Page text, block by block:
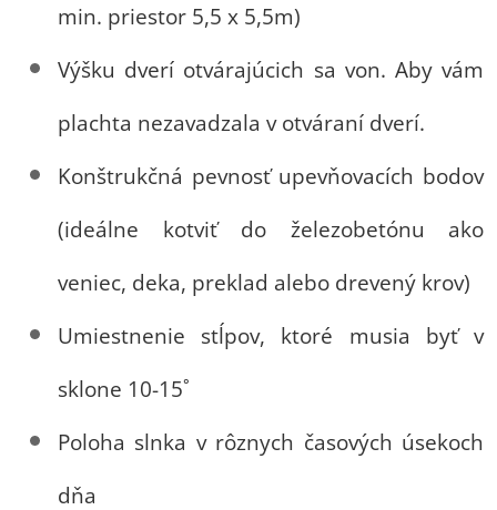
min. priestor 5,5 x 5,5m)
Výšku dverí otvárajúcich sa von. Aby vám
plachta nezavadzala v otváraní dverí.
Konštrukčná pevnosť upevňovacích bodov
(ideálne kotviť do železobetónu ako
veniec, deka, preklad alebo drevený krov)
Umiestnenie stĺpov, ktoré musia byť v
sklone 10-15˚
Poloha slnka v rôznych časových úsekoch
dňa